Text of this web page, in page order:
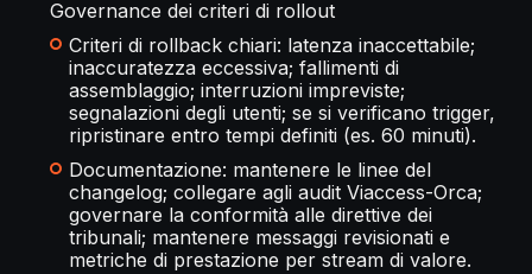
Governance dei criteri di rollout
Criteri di rollback chiari: latenza inaccettabile;
inaccuratezza eccessiva; fallimenti di
assemblaggio; interruzioni impreviste;
segnalazioni degli utenti; se si verificano trigger,
ripristinare entro tempi definiti (es. 60 minuti).
Documentazione: mantenere le linee del
changelog; collegare agli audit Viaccess-Orca;
governare la conformità alle direttive dei
tribunali; mantenere messaggi revisionati e
metriche di prestazione per stream di valore.